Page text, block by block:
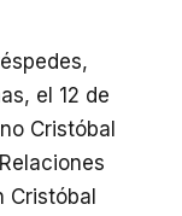
el 12 de
Cristóbal
Cristóbal